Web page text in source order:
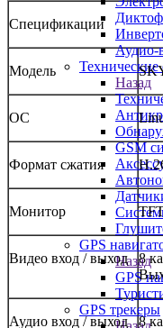
Аудио-
Технические
Назад
GSM
GPS
Назад
GPS
GPS трекеры
Спецификации
Модель
ОС
Формат сжатия
Монитор
Видео вход / выход
8
Аудио вход / выход 8